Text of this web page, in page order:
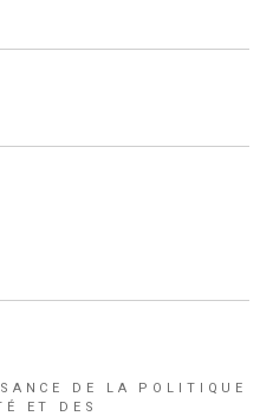
DE LA POLITIQUE
ET DES